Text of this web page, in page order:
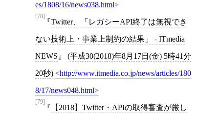
es/1808/16/news038.html
[78]
Twitter、「レガシーAPI終了は無視でき
ない技術上・事業上制約の結果」 - ITmedia
NEWS (平成30(2018)年8月17日(金) 5時41分
20秒) http://www.itmedia.co.jp/news/articles/180
8/17/news048.html
[79]
【2018】Twitter・APIの取得審査が厳し